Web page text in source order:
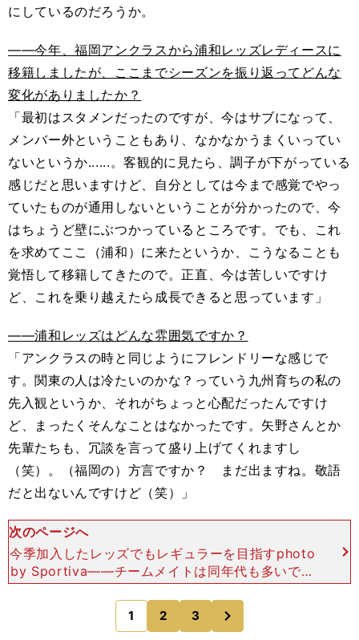
にしているのだろうか。
――今年、福岡アンクラスから浦和レッズレディースに
移籍しましたが、ここまでシーズンを振り返ってどんな
変化がありましたか？
「最初はスタメンだったのですが、今はサブになって、
メンバー外ということもあり、なかなかうまくいってい
ないというか......。客観的に見たら、調子が下がっている
感じだと思いますけど、自分としては今まで感覚でやっ
ていたものが通用しないということが分かったので、今
はちょうど壁にぶつかっているところです。でも、これ
を求めてここ（浦和）に来たというか、こうなることも
覚悟して移籍してきたので。正直、今は苦しいですけ
ど、これを乗り越えたら成長できると思っています」
――浦和レッズはどんな雰囲気ですか？
「アンクラスの時と同じようにフレンドリーな感じで
す。関東の人は冷たいのかな？っていう九州育ちの私の
先入観というか、それがちょっと心配だったんですけ
ど、まったくそんなことはなかったです。矢野さんとか
先輩たちも、冗談を言って盛り上げてくれますし
（笑）。（福岡の）方言ですか？ まだ出ますね。敬語
だと出ないんですけど（笑）」
次のページへ
今季加入したレッズでもレギュラーを目指すphoto
by Sportiva――チームメイトは同年代も多いです
し、Ｕ－20にも７人の選手が選ばれていますね。
「移籍してきた時に知っている選手が多かった
1 2 3